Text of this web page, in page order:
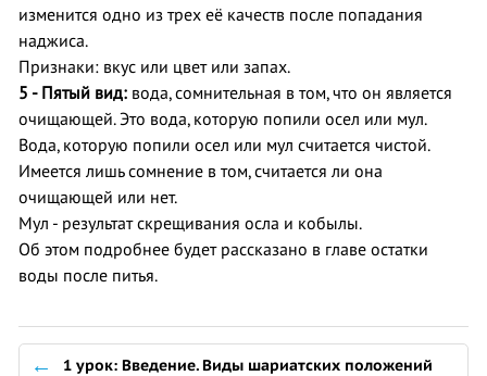
изменится одно из трех её качеств после попадания
наджиса.
Признаки: вкус или цвет или запах.
5 - Пятый вид: вода, сомнительная в том, что он является
очищающей. Это вода, которую попили осел или мул.
Вода, которую попили осел или мул считается чистой.
Имеется лишь сомнение в том, считается ли она
очищающей или нет.
Мул - результат скрещивания осла и кобылы.
Об этом подробнее будет рассказано в главе остатки
воды после питья.
1 урок: Введение. Виды шариатских положений